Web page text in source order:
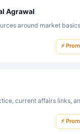
Agrawal
around market
⚡
current affairs links,
⚡